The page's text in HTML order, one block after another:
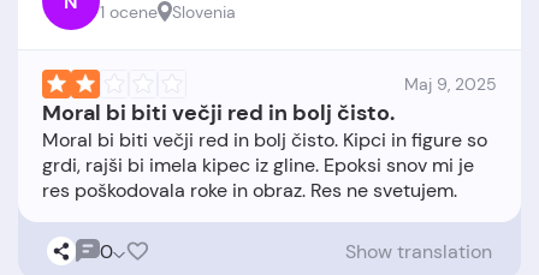
1 ocene Slovenia
Maj 9, 2025
Moral bi biti večji red in bolj čisto.
Moral bi biti večji red in bolj čisto. Kipci in figure so
grdi, rajši bi imela kipec iz gline. Epoksi snov mi je
0 Show translation